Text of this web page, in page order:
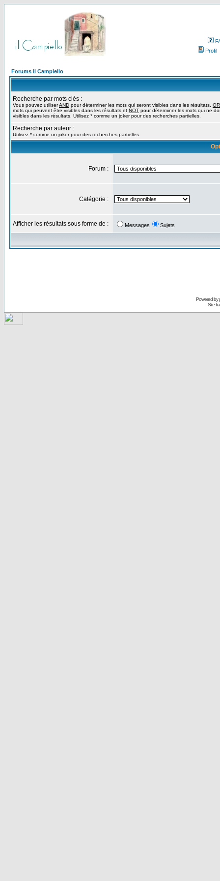
Profil
Forums il Campiello
Recherche par mots clés :
Vous pouvez utiliserAND pour déterminer les mots qui seront visibles dans les résultats, OR
mots qui peuvent être visibles dans les résultats et NOT pour déterminer les mots qui ne
visibles dans les résultats. Utilisez * comme un joker pour des recherches partielles.
Recherche par auteur :
Utilisez * comme un joker pour des recherches partielles.
Forum :
Catégorie :
Afficher les résultats sous forme de : Messages Sujets
Powered by
Site